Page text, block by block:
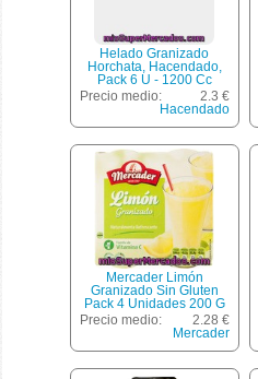
Helado Granizado
Horchata, Hacendado,
Pack 6 U - 1200 Cc
Precio medio:
2.3 €
Hacendado
Mercader Limón
Granizado Sin Gluten
Pack 4 Unidades 200 G
Envase 800 Ml
Precio medio:
2.28 €
Mercader